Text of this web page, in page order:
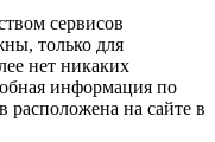
сервисов
только для
нет никаких
информация по
на сайте в